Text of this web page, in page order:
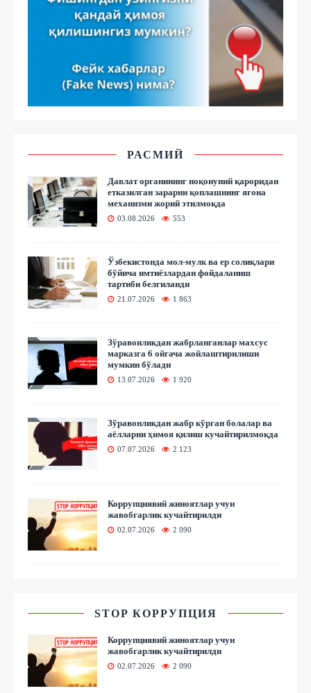
РАСМИЙ
Давлат органининг ноқонуний қароридан
етказилган зарарни қоплашнинг ягона
механизми жорий этилмоқда
03.08.2026 553
Ўзбекистонда мол-мулк ва ер солиқлари
бўйича имтиёзлардан фойдаланиш
тартиби белгиланди
21.07.2026 1 863
Зўравонликдан жабрланганлар махсус
марказга 6 ойгача жойлаштирилиши
мумкин бўлади
13.07.2026 1 920
Зўравонликдан жабр кўрган болалар ва
аёлларни ҳимоя қилиш кучайтирилмоқда
07.07.2026 2 123
Коррупциявий жиноятлар учун
жавобгарлик кучайтирилди
02.07.2026 2 090
STOP КОРРУПЦИЯ
Коррупциявий жиноятлар учун
жавобгарлик кучайтирилди
02.07.2026 2 090